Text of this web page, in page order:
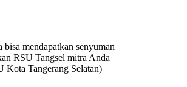
mendapatkan senyuman
RSU Tangsel mitra Anda
Kota Tangerang Selatan)